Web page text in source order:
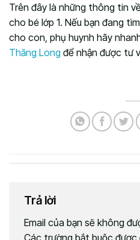
Trên đây là những thông tin
cho bé lớp 1. Nếu bạn đang
cho con, phụ huynh hãy
Thăng Long để nhận được tư
Trả lời
Email của bạn sẽ không
Các trường bắt buộc được